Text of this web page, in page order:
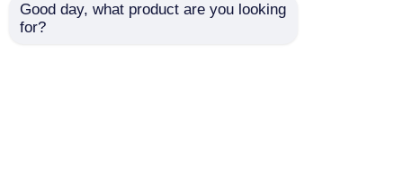
Good day, what product are you looking
for?